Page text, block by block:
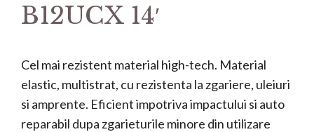
B12UCX 14′
Cel mai rezistent material high-tech. Material
elastic, multistrat, cu rezistenta la zgariere, uleiuri
si amprente. Eficient impotriva impactului si auto
reparabil dupa zgarieturile minore din utilizare